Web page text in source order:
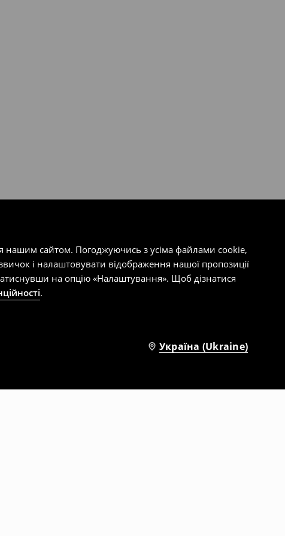
нашим сайтом. Погоджуючись з усіма файлами cookie,
і налаштовувати відображення нашої пропозиції
на опцію «Налаштування». Щоб дізнатися
.
Україна (Ukraine)